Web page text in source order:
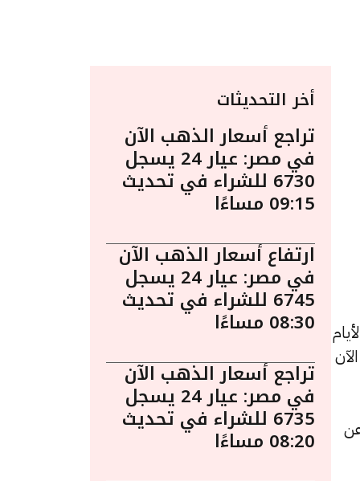
5 جنيهات عن
أخر التحديثات
تراجع أسعار الذهب الآن
في مصر: عيار 24 يسجل
6730 للشراء في تحديث
09:15 مساءًا
ارتفاع أسعار الذهب الآن
في مصر: عيار 24 يسجل
6745 للشراء في تحديث
08:30 مساءًا
تراجع أسعار الذهب الآن
في مصر: عيار 24 يسجل
6735 للشراء في تحديث
08:20 مساءًا